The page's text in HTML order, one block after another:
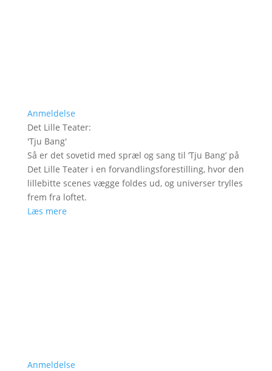
Anmeldelse
Det Lille Teater:
'Tju Bang'
Så er det sovetid med spræl og sang til ’Tju Bang’ på
Det Lille Teater i en forvandlingsforestilling, hvor den
lillebitte scenes vægge foldes ud, og universer trylles
frem fra loftet.
Læs mere
Anmeldelse